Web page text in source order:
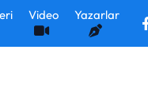
Video Yazarlar